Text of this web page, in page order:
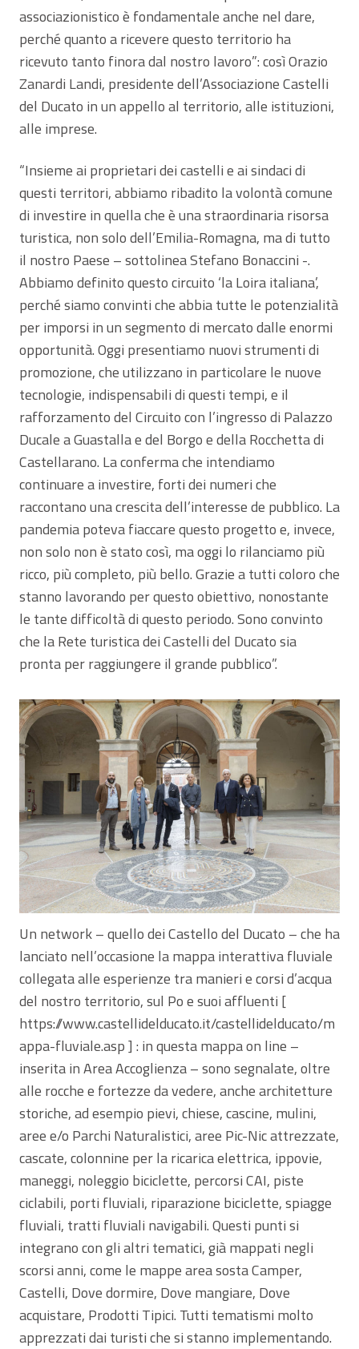
associazionistico è fondamentale anche nel dare,
perché quanto a ricevere questo territorio ha
ricevuto tanto finora dal nostro lavoro”: così Orazio
Zanardi Landi, presidente dell’Associazione Castelli
del Ducato in un appello al territorio, alle istituzioni,
alle imprese.
“Insieme ai proprietari dei castelli e ai sindaci di
questi territori, abbiamo ribadito la volontà comune
di investire in quella che è una straordinaria risorsa
turistica, non solo dell’Emilia-Romagna, ma di tutto
il nostro Paese – sottolinea Stefano Bonaccini -.
Abbiamo definito questo circuito ‘la Loira italiana’,
perché siamo convinti che abbia tutte le potenzialità
per imporsi in un segmento di mercato dalle enormi
opportunità. Oggi presentiamo nuovi strumenti di
promozione, che utilizzano in particolare le nuove
tecnologie, indispensabili di questi tempi, e il
rafforzamento del Circuito con l’ingresso di Palazzo
Ducale a Guastalla e del Borgo e della Rocchetta di
Castellarano. La conferma che intendiamo
continuare a investire, forti dei numeri che
raccontano una crescita dell’interesse de pubblico. La
pandemia poteva fiaccare questo progetto e, invece,
non solo non è stato così, ma oggi lo rilanciamo più
ricco, più completo, più bello. Grazie a tutti coloro che
stanno lavorando per questo obiettivo, nonostante
le tante difficoltà di questo periodo. Sono convinto
che la Rete turistica dei Castelli del Ducato sia
pronta per raggiungere il grande pubblico”.
Un network – quello dei Castello del Ducato – che ha
lanciato nell’occasione la mappa interattiva fluviale
collegata alle esperienze tra manieri e corsi d’acqua
del nostro territorio, sul Po e suoi affluenti [
https://www.castellidelducato.it/castellidelducato/m
appa-fluviale.asp ] : in questa mappa on line –
inserita in Area Accoglienza – sono segnalate, oltre
alle rocche e fortezze da vedere, anche architetture
storiche, ad esempio pievi, chiese, cascine, mulini,
aree e/o Parchi Naturalistici, aree Pic-Nic attrezzate,
cascate, colonnine per la ricarica elettrica, ippovie,
maneggi, noleggio biciclette, percorsi CAI, piste
ciclabili, porti fluviali, riparazione biciclette, spiagge
fluviali, tratti fluviali navigabili. Questi punti si
integrano con gli altri tematici, già mappati negli
scorsi anni, come le mappe area sosta Camper,
Castelli, Dove dormire, Dove mangiare, Dove
acquistare, Prodotti Tipici. Tutti tematismi molto
apprezzati dai turisti che si stanno implementando.